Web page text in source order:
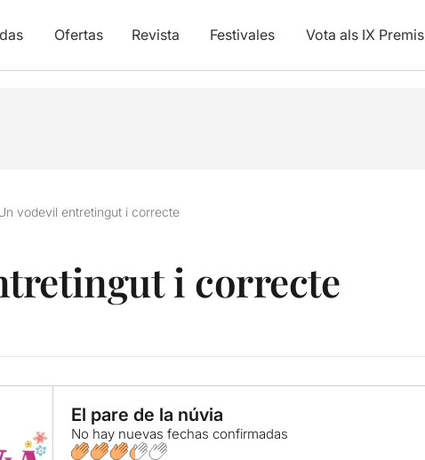
Ofertas Revista Festivales Vota als IX Premis
vodevil entretingut i correcte
i correcte
El pare de la núvia
No hay nuevas fechas confirmadas